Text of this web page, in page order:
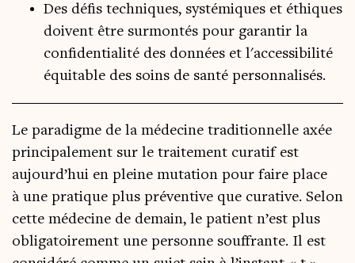
Des défis techniques, systémiques et éthiques
doivent être surmontés pour garantir la
confidentialité des données et l'accessibilité
équitable des soins de santé personnalisés.
Le para­digme de la méde­cine tra­di­tion­nelle axée
prin­ci­pa­le­ment sur le trai­te­ment cura­tif est
aujourd’­hui en pleine muta­tion pour faire place
à une pra­tique plus pré­ven­tive que cura­tive. Selon
cette méde­cine de demain, le patient n’est plus
obli­ga­toi­re­ment une per­sonne souf­frante. Il est